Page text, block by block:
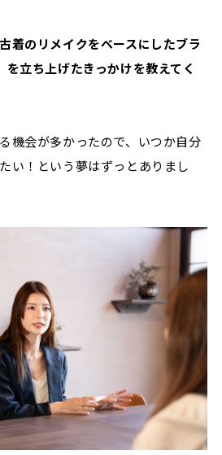
のリメイクをベースにしたブラ
立ち上げたきっかけを教えてく
機会が多かったので、いつか自分
い！という夢はずっとありまし